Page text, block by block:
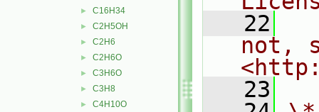
► C16H34
► C2H5OH
► C2H6
► C2H6O
► C3H6O
► C3H8
► C4H10O
   22
not,
   23